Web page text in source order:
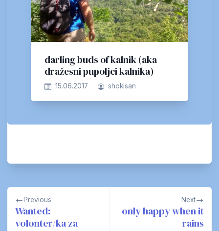
darling buds of kalnik (aka
dražesni pupoljci kalnika)
15.06.2017 shokisan
Post
navigation
Previous
Wanted:
volonter/ka za
Next
only happy when it
rains